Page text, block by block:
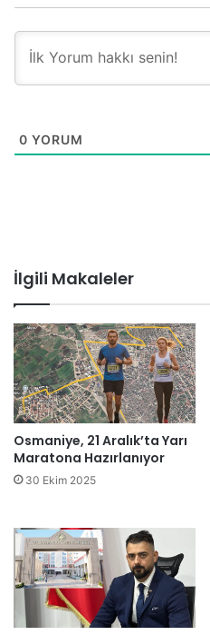
0 YORUM
İlgili Makaleler
Osmaniye, 21 Aralık’ta Yarı
Maratona Hazırlanıyor
30 Ekim 2025